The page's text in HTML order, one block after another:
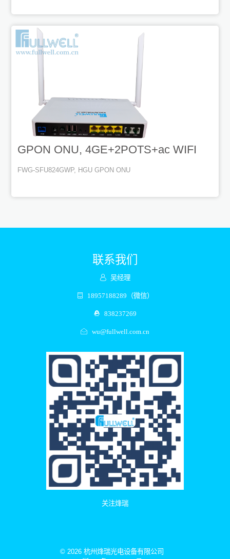
GPON ONU, 4GE+2POTS+ac WIFI
FWG-SFU824GWP, HGU GPON ONU
联系我们
吴经理
18957188289（微信）
838237269
wu@fullwell.com.cn
关注烽瑞
© 2026 杭州烽瑞光电设备有限公司